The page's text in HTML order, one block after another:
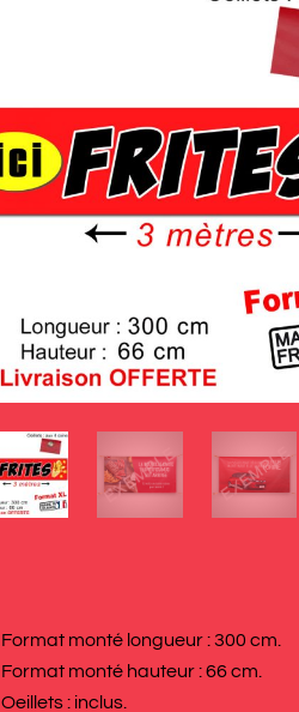
Format monté longueur : 300 cm.
Format monté hauteur : 66 cm.
Oeillets : inclus.